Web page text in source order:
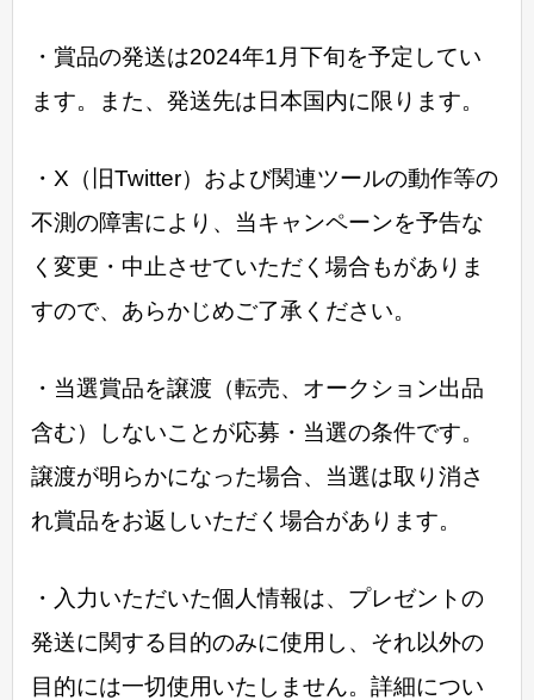
・賞品の発送は2024年1月下旬を予定してい
ます。また、発送先は日本国内に限ります。
・X（旧Twitter）および関連ツールの動作等の
不測の障害により、当キャンペーンを予告な
く変更・中止させていただく場合もがありま
すので、あらかじめご了承ください。
・当選賞品を譲渡（転売、オークション出品
含む）しないことが応募・当選の条件です。
譲渡が明らかになった場合、当選は取り消さ
れ賞品をお返しいただく場合があります。
・入力いただいた個人情報は、プレゼントの
発送に関する目的のみに使用し、それ以外の
目的には一切使用いたしません。詳細につい